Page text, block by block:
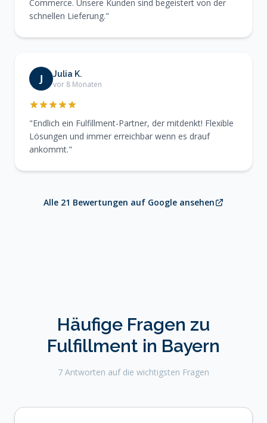
Commerce. Unsere Kunden sind begeistert von der
schnellen Lieferung."
J Julia K.
vor 8 Monaten
"Endlich ein Fulfillment-Partner, der mitdenkt! Flexible
Lösungen und immer erreichbar wenn es drauf
ankommt."
Alle 21 Bewertungen auf Google ansehen
Häufige Fragen zu
Fulfillment in Bayern
7 Antworten auf die wichtigsten Fragen